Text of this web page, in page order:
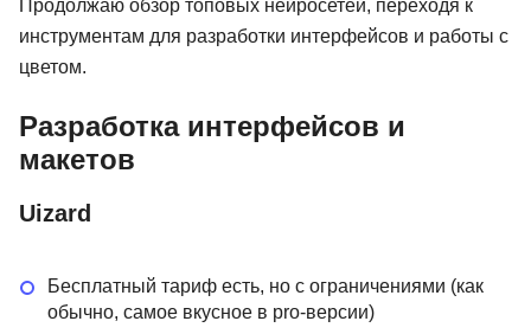
Продолжаю обзор топовых нейросетей, переходя к
инструментам для разработки интерфейсов и работы с
цветом.
Разработка интерфейсов и
макетов
Uizard
Бесплатный тариф есть, но с ограничениями (как
обычно, самое вкусное в pro-версии)